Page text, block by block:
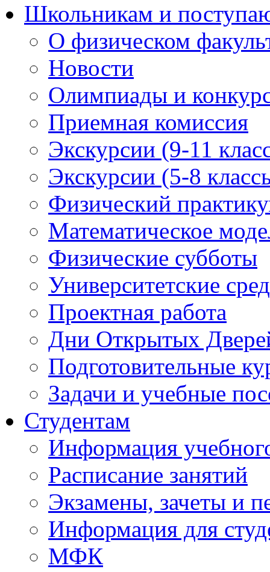
Школьникам и
О физическом
Новости
Олимпиады и
Приемная комиссия
Экскурсии (9-11
Экскурсии (5-8
Физический
Математическое
Физические субботы
Университетские
Проектная работа
Дни Открытых
Подготовительные
Задачи и учебные
Студентам
Информация
Расписание занятий
Экзамены, зачеты и
Информация для
МФК